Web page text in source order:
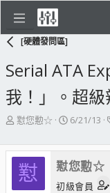
[硬體發問區]
Serial ATA
我！」。超
主
發
起
人
懟您憅☆
開
日
期
6/21/13
懟 懟您憅☆
初級會員